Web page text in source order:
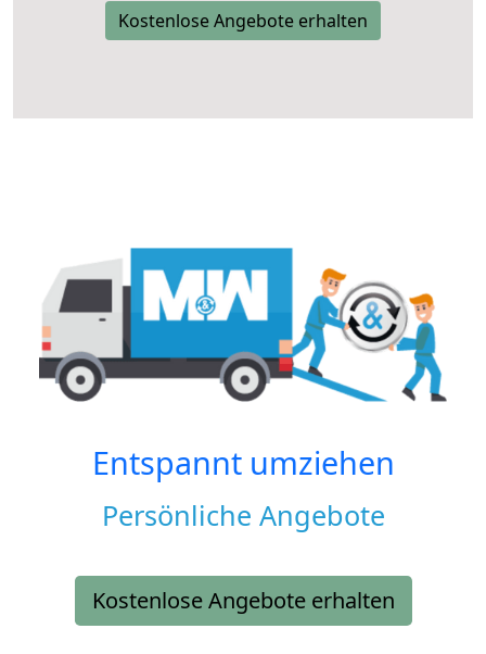
Kostenlose Angebote erhalten
Entspannt umziehen
Persönliche Angebote
Kostenlose Angebote erhalten